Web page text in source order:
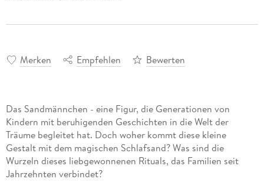
Merken Empfehlen Bewerten
Das Sandmännchen - eine Figur, die Generationen von
Kindern mit beruhigenden Geschichten in die Welt der
Träume begleitet hat. Doch woher kommt diese kleine
Gestalt mit dem magischen Schlafsand? Was sind die
Wurzeln dieses liebgewonnenen Rituals, das Familien seit
Jahrzehnten verbindet?